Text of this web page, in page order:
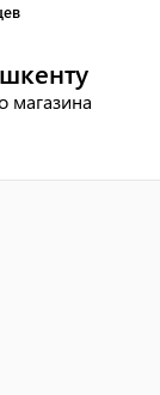
магазина